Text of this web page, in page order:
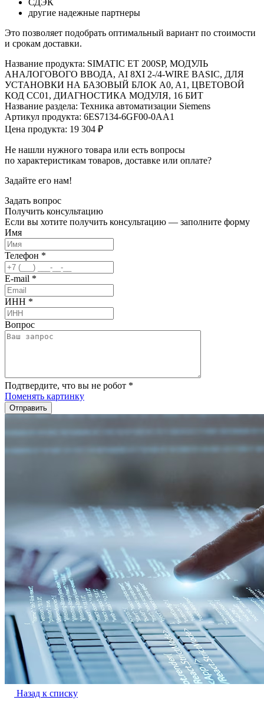
другие надежные партнеры
Это позволяет подобрать оптимальный вариант по стоимости
и срокам доставки.
Название продукта: SIMATIC ET 200SP, МОДУЛЬ
АНАЛОГОВОГО ВВОДА, AI 8XI 2-/4-WIRE BASIC, ДЛЯ
УСТАНОВКИ НА БАЗОВЫЙ БЛОК A0, A1, ЦВЕТОВОЙ
КОД CC01, ДИАГНОСТИКА МОДУЛЯ, 16 БИТ
Название раздела: Техника автоматизации Siemens
Артикул продукта: 6ES7134-6GF00-0AA1
Цена продукта: 19 304 ₽
Не нашли нужного товара или есть вопросы
по характеристикам товаров, доставке или оплате?
Задайте его нам!
Задать вопрос
Получить консультацию
Если вы хотите получить консультацию — заполните форму
Имя
Телефон *
E-mail *
ИНН *
Вопрос
Подтвердите, что вы не робот *
Поменять картинку
Назад к списку